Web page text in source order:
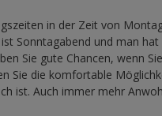
in der Zeit von
Sonntagabend und man
Sie gute Chancen, wenn
Sie die komfortable
ist. Auch immer mehr